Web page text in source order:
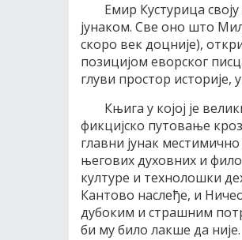
Емир Кустурица
јунаком. Све оно што
скоро век доцније),
позицијом еворског
глуви простор историје,
Књига у којој је
фикцијско путовање
главни јунак
његових духовних и
културе и технолошки
Кантово наслеђе, и
дубоким и страшним
би му било лакше да није.